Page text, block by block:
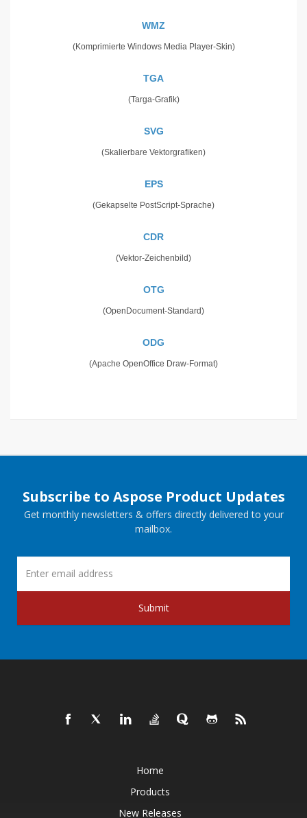
WMZ
(Komprimierte Windows Media Player-Skin)
TGA
(Targa-Grafik)
SVG
(Skalierbare Vektorgrafiken)
EPS
(Gekapselte PostScript-Sprache)
CDR
(Vektor-Zeichenbild)
OTG
(OpenDocument-Standard)
ODG
(Apache OpenOffice Draw-Format)
Subscribe to Aspose Product Updates
Get monthly newsletters & offers directly delivered to your
mailbox.
Submit
Home
Products
New Releases